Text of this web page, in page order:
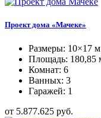
Проект дома «Мачеке»
Размеры: 10×17 м
Площадь: 180,85
Комнат: 6
Ванных: 3
Гаражей: 1
от 5.877.625 руб.